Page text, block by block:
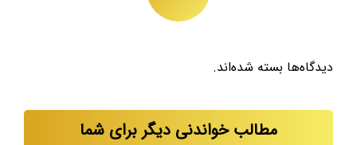
دیدگاه‌ها بسته شده‌اند.
مطالب خواندنی دیگر برای شما